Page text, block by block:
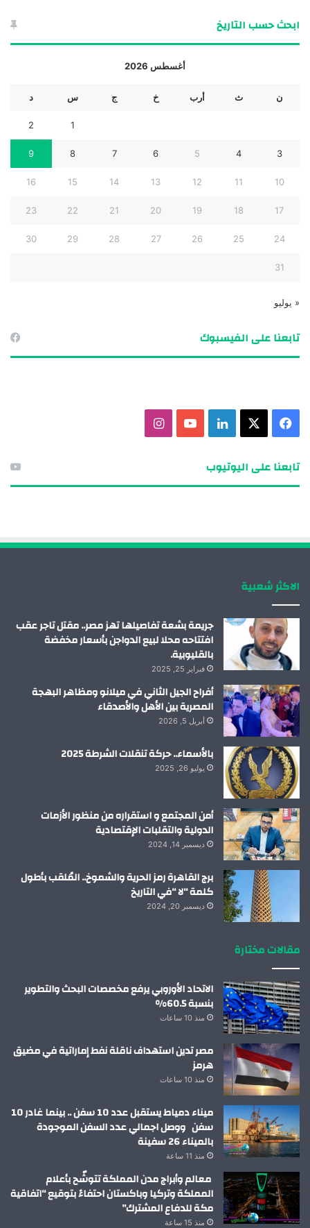
ابحث حسب التاريخ
أغسطس 2026
ن ث أرب خ ج س د
1
2
3
4
5
6
7
8
9
10
11
12
13
14
15
16
17
18
19
20
21
22
23
24
25
26
27
28
29
30
31
« يوليو
تابعنا على الفيسبوك
تابعنا على اليوتيوب
الاكثر شعبية
جريمة بشعة تفاصيلها تهز مصر.. مقتل تاجر عقب
افتتاحه محلا لبيع الدواجن بأسعار مخفضة
بالقليوبية.
فبراير 25, 2025
أفراح الجيل الثاني في ميلانو ومظاهر البهجة
المصرية بين الأهل والأصدقاء
أبريل 5, 2026
بالأسماء.. حركة تنقلات الشرطة 2025
يوليو 26, 2025
أمن المجتمع و استقراره من منظور الأزمات
الدولية والتقلبات الإقتصادية
ديسمبر 14, 2024
برج القاهرة رمز الحرية والشموخ.. المُلقب بأطول
كلمة “لا “في التاريخ
ديسمبر 20, 2024
مقالات مختارة
الاتحاد الأوروبي يرفع مخصصات البحث والتطوير
بنسبة 60.5%
منذ 10 ساعات
مصر تدين استهداف ناقلة نفط إماراتية في مضيق
هرمز
منذ 10 ساعات
ميناء دمياط يستقبل عدد 10 سفن .. بينما غادر 10
سفن ووصل اجمالي عدد السفن الموجودة
بالميناء 26 سفينة
منذ 11 ساعة
معالم وأبراج مدن المملكة تتوشّح بأعلام
المملكة وتركيا وباكستان احتفاءً بتوقيع “اتفاقية
مكة للدفاع المشترك”
منذ 15 ساعة